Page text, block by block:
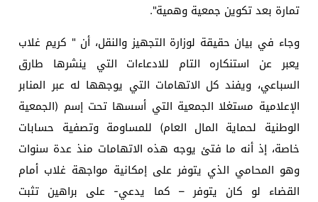
تمارة بعد تكوين جمعية وهمية".
وجاء في بيان حقيقة لوزارة التجهيز والنقل، أن " كريم غلاب
يعبر عن استنكاره التام للادعاءات التي ينشرها طارق
السباعي، ويفند كل الاتهامات التي يوجهها له عبر المنابر
الإعلامية مستغلا الجمعية التي أسسها تحت إسم (الجمعية
الوطنية لحماية المال العام) للمساومة وتصفية حسابات
خاصة، إذ أنه ما فتئ يوجه هذه الاتهامات منذ عدة سنوات
وهو المحامي الذي يتوفر على إمكانية مواجهة غلاب أمام
القضاء لو كان يتوفر – كما يدعي- على براهين تثبت